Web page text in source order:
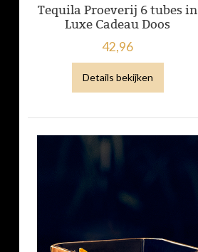
Tequila Proeverij 6 tubes in
Luxe Cadeau Doos
42,96
Details bekijken